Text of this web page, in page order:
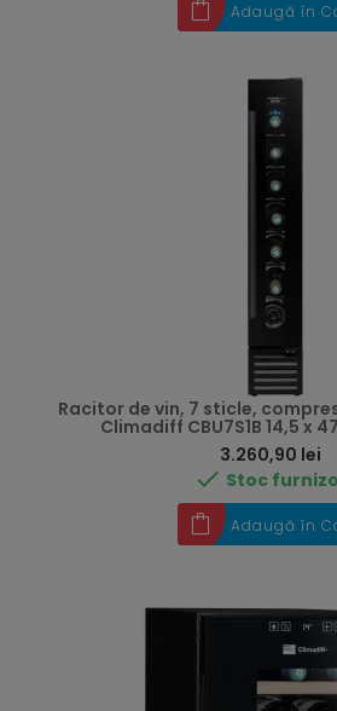
Adaugă în
Racitor de vin, 7 sticle,
Climadiff CBU7S1B 14,5 x
3.260,90 lei
 Stoc
Adaugă în